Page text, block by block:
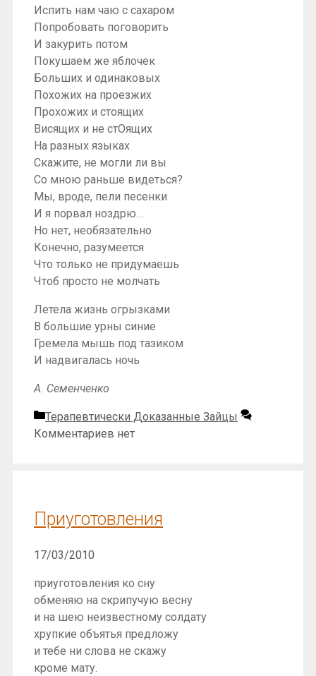
Испить нам чаю с сахаром
Попробовать поговорить
И закурить потом
Покушаем же яблочек
Больших и одинаковых
Похожих на проезжих
Прохожих и стоящих
Висящих и не стОящих
На разных языках
Скажите, не могли ли вы
Со мною раньше видеться?
Мы, вроде, пели песенки
И я порвал ноздрю…
Но нет, необязательно
Конечно, разумеется
Что только не придумаешь
Чтоб просто не молчать
Летела жизнь огрызками
В большие урны синие
Гремела мышь под тазиком
И надвигалась ночь
А. Семенченко
Рубрики
Терапевтически Доказанные Зайцы
Комментариев нет
Приуготовления
17/03/2010
приуготовления ко сну
обменяю на скрипучую весну
и на шею неизвестному солдату
хрупкие объятья предложу
и тебе ни слова не скажу
кроме мату.